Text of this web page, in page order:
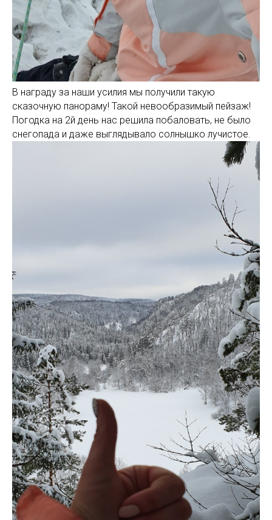
В награду за наши усилия мы получили такую
сказочную панораму! Такой невообразимый пейзаж!
Погодка на 2й день нас решила побаловать, не было
снегопада и даже выглядывало солнышко лучистое.